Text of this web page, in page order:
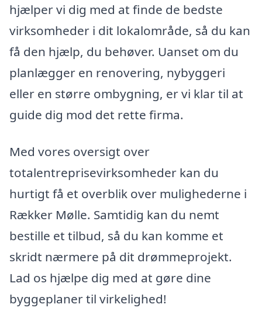
hjælper vi dig med at finde de bedste
virksomheder i dit lokalområde, så du kan
få den hjælp, du behøver. Uanset om du
planlægger en renovering, nybyggeri
eller en større ombygning, er vi klar til at
guide dig mod det rette firma.
Med vores oversigt over
totalentreprisevirksomheder kan du
hurtigt få et overblik over mulighederne i
Rækker Mølle. Samtidig kan du nemt
bestille et tilbud, så du kan komme et
skridt nærmere på dit drømmeprojekt.
Lad os hjælpe dig med at gøre dine
byggeplaner til virkelighed!